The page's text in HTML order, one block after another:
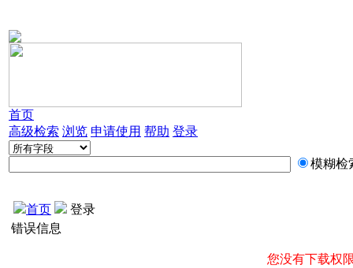
首页
高级检索 浏览 申请使用 帮助 登录
模糊检
首页
登录
错误信息
您没有下载权